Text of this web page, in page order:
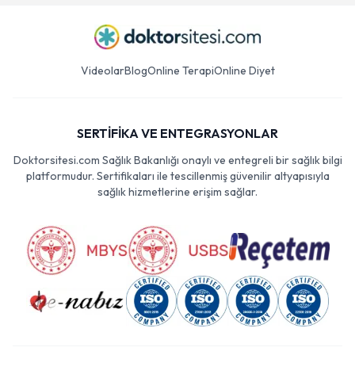
VideolarBlogOnline TerapiOnline Diyet
SERTİFİKA VE ENTEGRASYONLAR
Doktorsitesi.com Sağlık Bakanlığı onaylı ve entegreli bir sağlık bilgi
platformudur. Sertifikaları ile tescillenmiş güvenilir altyapısıyla
sağlık hizmetlerine erişim sağlar.